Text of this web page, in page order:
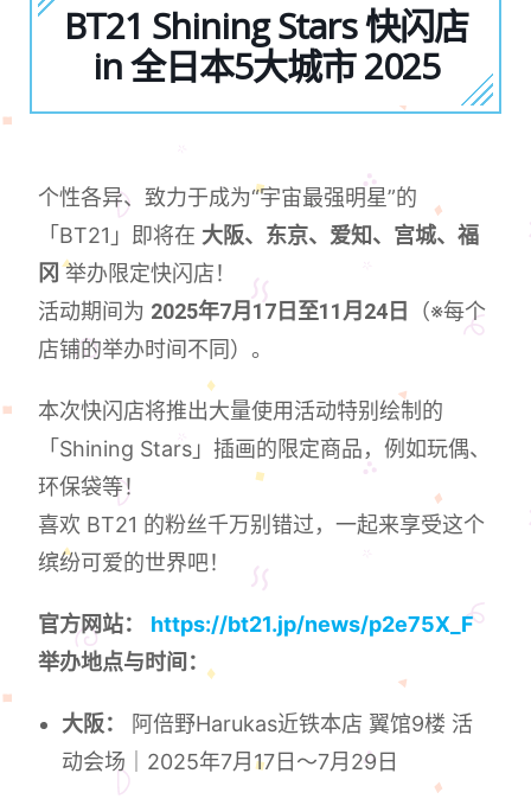
BT21 Shining Stars 快闪店
in 全日本5大城市 2025
个性各异、致力于成为“宇宙最强明星”的
「BT21」即将在 大阪、东京、爱知、宫城、福
冈 举办限定快闪店！
活动期间为 2025年7月17日至11月24日
（※每个
店铺的举办时间不同）。
本次快闪店将推出大量使用活动特别绘制的
「Shining Stars」插画的限定商品，例如玩偶、
环保袋等！
喜欢 BT21 的粉丝千万别错过，一起来享受这个
缤纷可爱的世界吧！
官方网站：
https://bt21.jp/news/p2e75X_F
举办地点与时间：
大阪：
阿倍野Harukas近铁本店 翼馆9楼 活
动会场｜2025年7月17日～7月29日